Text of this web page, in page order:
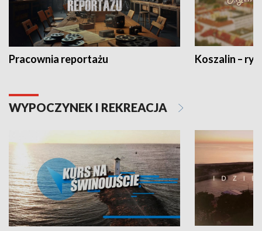
Pracownia reportażu Koszalin –
WYPOCZYNEK I REKREACJA